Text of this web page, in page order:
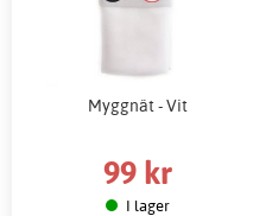
Myggnät - Vit
99 kr
I lager